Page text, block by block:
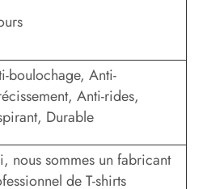
boulochage, Anti-
Anti-rides,
Durable
nous sommes un fabricant
de T-shirts